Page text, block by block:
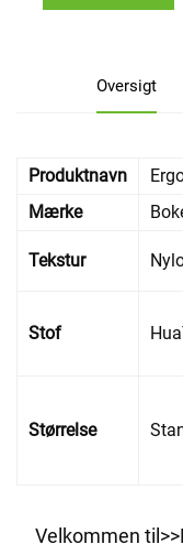
Oversigt
Produktnavn
Mærke
Tekstur
Stof
Størrelse
Velkommen